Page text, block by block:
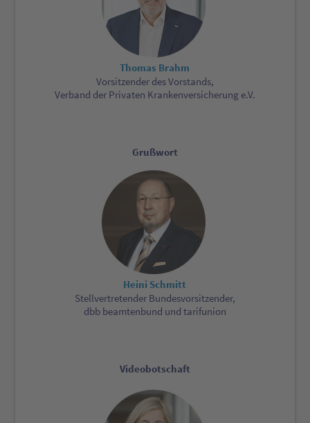
Thomas Brahm
Vorsitzender des Vorstands,
Verband der Privaten Krankenversicherung e.V.
Grußwort
Heini Schmitt
Stellvertretender Bundesvorsitzender,
dbb beamtenbund und tarifunion
Videobotschaft